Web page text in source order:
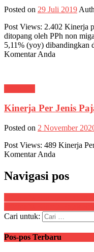
Posted on 29 Juli 2019
Post Views: 2.402 Kinerja
ditopang oleh PPh non
5,11% (yoy) dibandingkan
Komentar Anda
Kinerja Per Jenis
Posted on 2 November
Post Views: 489 Kinerja
Komentar Anda
Navigasi pos
Cari untuk:
Pos-pos Terbaru